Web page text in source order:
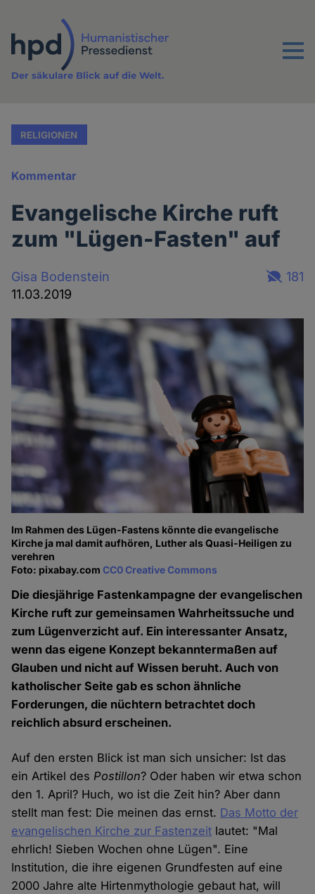
Inhalt
Menu
Der säkulare Blick auf die Welt.
RELIGIONEN
Kommentar
Evangelische Kirche ruft
zum "Lügen-Fasten" auf
Gisa Bodenstein
11.03.2019
181
Im Rahmen des Lügen-Fastens könnte die evangelische
Kirche ja mal damit aufhören, Luther als Quasi-Heiligen zu
verehren
Foto: pixabay.comCC0 Creative Commons
Die diesjährige Fastenkampagne der evangelischen
Kirche ruft zur gemeinsamen Wahrheitssuche und
zum Lügenverzicht auf. Ein interessanter Ansatz,
wenn das eigene Konzept bekanntermaßen auf
Glauben und nicht auf Wissen beruht. Auch von
katholischer Seite gab es schon ähnliche
Forderungen, die nüchtern betrachtet doch
reichlich absurd erscheinen.
Auf den ersten Blick ist man sich unsicher: Ist das
ein Artikel desPostillon? Oder haben wir etwa schon
den 1. April? Huch, wo ist die Zeit hin? Aber dann
stellt man fest: Die meinen das ernst. Das Motto der
evangelischen Kirche zur Fastenzeit lautet: "Mal
ehrlich! Sieben Wochen ohne Lügen". Eine
Institution, die ihre eigenen Grundfesten auf eine
2000 Jahre alte Hirtenmythologie gebaut hat, will